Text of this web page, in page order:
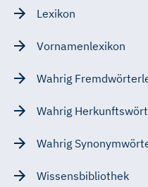
Lexikon
Vornamenlexikon
Wahrig
Wahrig
Wahrig
Wissensbibliothek